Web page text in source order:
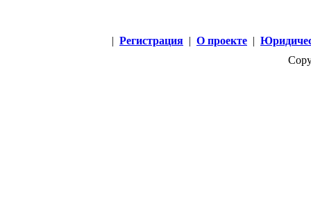
| Регистрация | О проекте |